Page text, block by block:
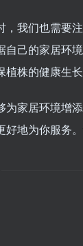
，我们也需要
己的家居环
株的健康生长
家居环境增
地为你服务